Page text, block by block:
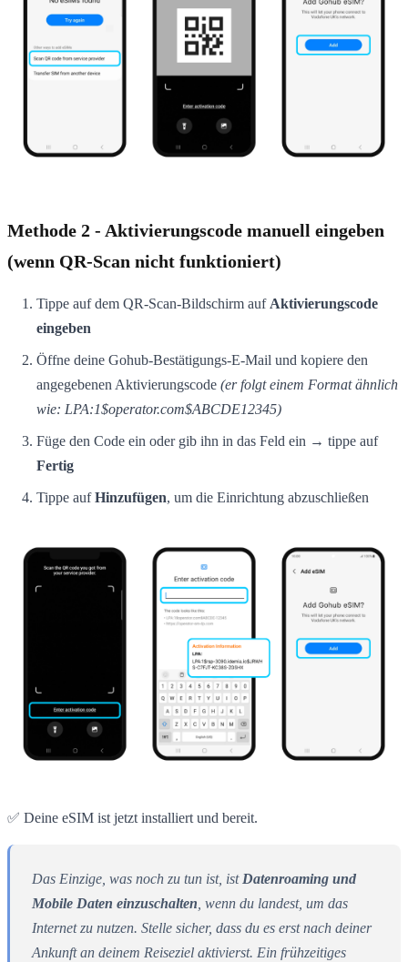
Methode 2 - Aktivierungscode manuell eingeben
(wenn QR-Scan nicht funktioniert)
Tippe auf dem QR-Scan-Bildschirm auf Aktivierungscode
eingeben
Öffne deine Gohub-Bestätigungs-E-Mail und kopiere den
angegebenen Aktivierungscode (er folgt einem Format ähnlich
wie: LPA:1$operator.com$ABCDE12345)
Füge den Code ein oder gib ihn in das Feld ein → tippe auf
Fertig
Tippe aufHinzufügen, um die Einrichtung abzuschließen
✅ Deine eSIM ist jetzt installiert und bereit.
Das Einzige, was noch zu tun ist, ist Datenroaming und
Mobile Daten einzuschalten , wenn du landest, um das
Internet zu nutzen. Stelle sicher, dass du es erst nach deiner
Ankunft an deinem Reiseziel aktivierst. Ein frühzeitiges